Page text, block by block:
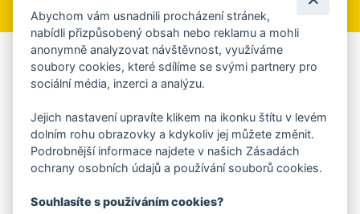
Aplikace Mobilní rozhlas
Chcete dostávat do svého mobilu či mailu upozornění na
ankety, pozvánky na kulturní a sportovní akce?
Více informací o aplikaci
Abychom vám usnadnili procházení stránek,
nabídli přizpůsobený obsah nebo reklamu a mohli
anonymně analyzovat návštěvnost, využíváme
soubory cookies, které sdílíme se svými partnery pro
sociální média, inzerci a analýzu.
Jejich nastavení upravíte klikem na ikonku štítu v levém
dolním rohu obrazovky a kdykoliv jej můžete změnit.
Podrobnější informace najdete v našich Zásadách
ochrany osobních údajů a používání souborů cookies.
Souhlasíte s používáním cookies?